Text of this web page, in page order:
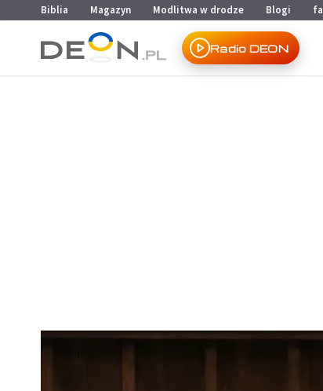
Przejdź do menu głównego
Przejdź do treści
Biblia Magazyn Modlitwa w drodze Blogi
Radio DEON